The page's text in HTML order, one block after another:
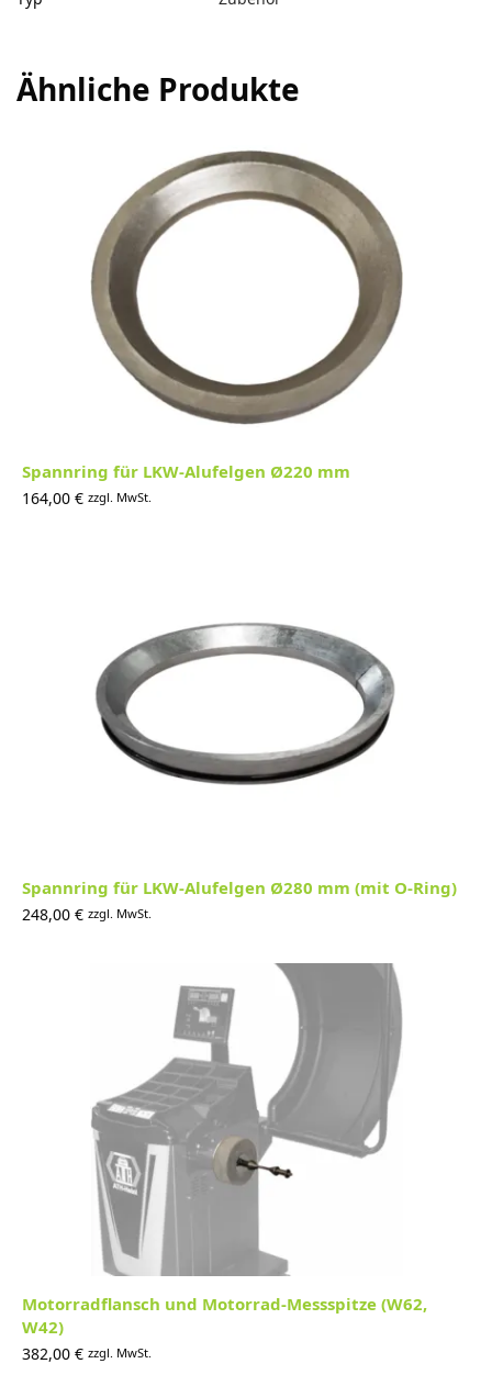
Ähnliche Produkte
Spannring für LKW-Alufelgen Ø220 mm
164,00 € zzgl. MwSt.
Spannring für LKW-Alufelgen Ø280 mm (mit O-Ring)
248,00 € zzgl. MwSt.
Motorradflansch und Motorrad-Messspitze (W62,
W42)
382,00 € zzgl. MwSt.